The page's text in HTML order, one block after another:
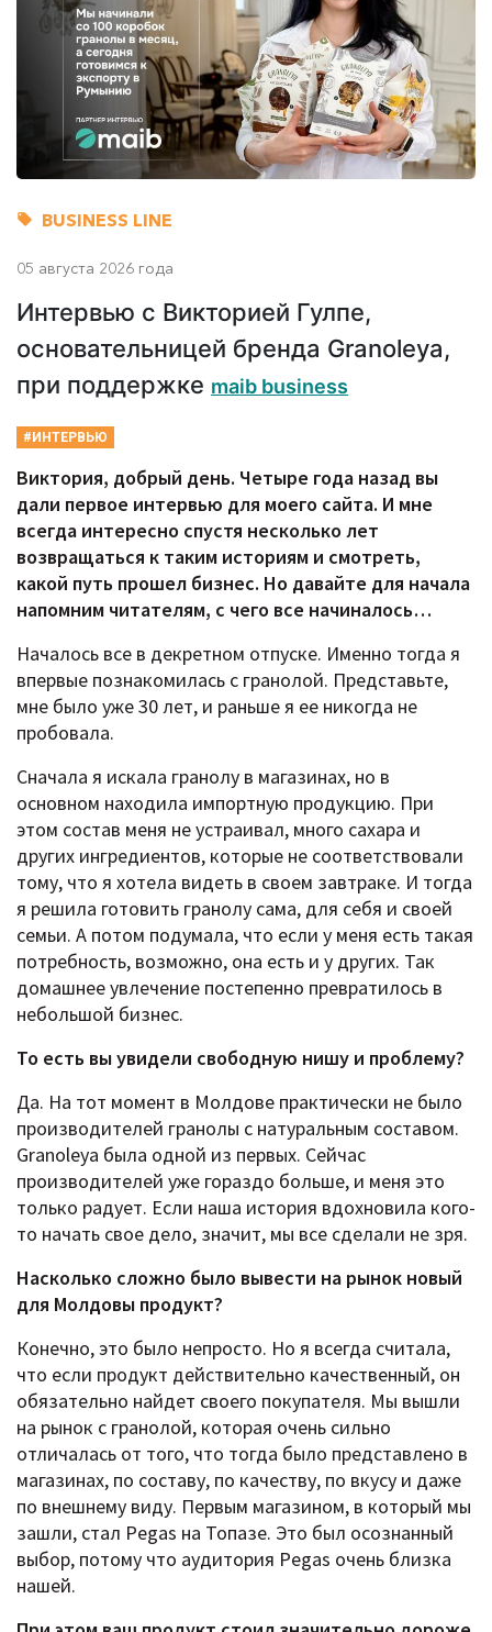
BUSINESS LINE
05 августа 2026 года
Интервью с Викторией Гулпе,
основательницей бренда Granoleya,
при поддержке maib business
#ИНТЕРВЬЮ
Виктория, добрый день. Четыре года назад вы
дали первое интервью для моего сайта. И мне
всегда интересно спустя несколько лет
возвращаться к таким историям и смотреть,
какой путь прошел бизнес. Но давайте для начала
напомним читателям, с чего все начиналось…
Началось все в декретном отпуске. Именно тогда я
впервые познакомилась с гранолой. Представьте,
мне было уже 30 лет, и раньше я ее никогда не
пробовала.
Сначала я искала гранолу в магазинах, но в
основном находила импортную продукцию. При
этом состав меня не устраивал, много сахара и
других ингредиентов, которые не соответствовали
тому, что я хотела видеть в своем завтраке. И тогда
я решила готовить гранолу сама, для себя и своей
семьи. А потом подумала, что если у меня есть такая
потребность, возможно, она есть и у других. Так
домашнее увлечение постепенно превратилось в
небольшой бизнес.
То есть вы увидели свободную нишу и проблему?
Да. На тот момент в Молдове практически не было
производителей гранолы с натуральным составом.
Granoleya была одной из первых. Сейчас
производителей уже гораздо больше, и меня это
только радует. Если наша история вдохновила кого-
то начать свое дело, значит, мы все сделали не зря.
Насколько сложно было вывести на рынок новый
для Молдовы продукт?
Конечно, это было непросто. Но я всегда считала,
что если продукт действительно качественный, он
обязательно найдет своего покупателя. Мы вышли
на рынок с гранолой, которая очень сильно
отличалась от того, что тогда было представлено в
магазинах, по составу, по качеству, по вкусу и даже
по внешнему виду. Первым магазином, в который мы
зашли, стал Pegas на Топазе. Это был осознанный
выбор, потому что аудитория Pegas очень близка
нашей.